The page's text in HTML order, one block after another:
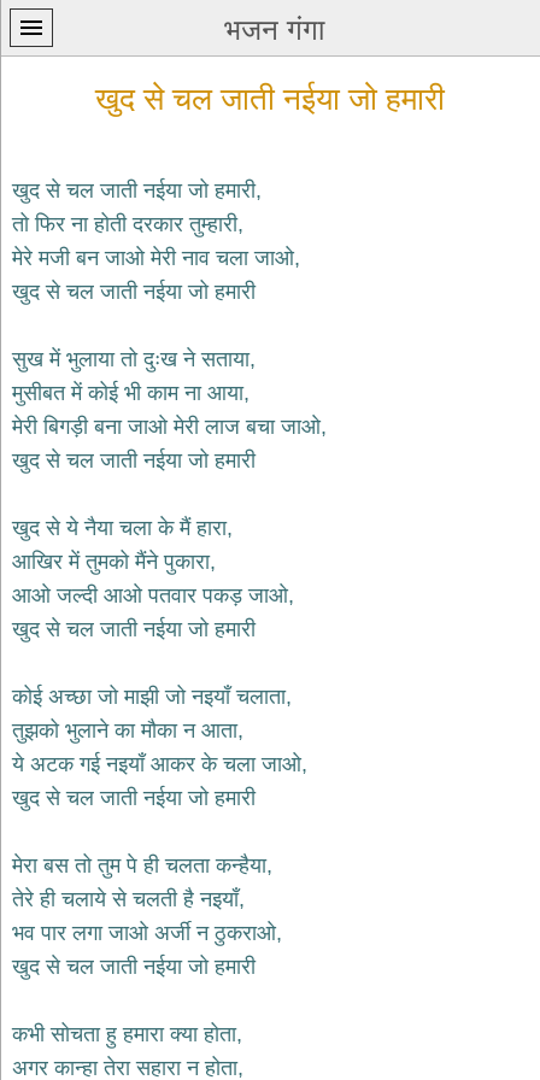
भजन गंगा
प्रथम
पन्ना
home
भजन
krishna
bhajans
शिव
भजन
shiv
हनुमान
भजन
hanuman
bhajans
साईं
sai
bhajans
जैन
भजन
jain
bhajans
भजन
durga
bhajans
गणेश
भजन
राम
खुद से चल जाती नईया जो हमारी
खुद से चल जाती नईया जो हमारी,
तो फिर ना होती दरकार तुम्हारी,
मेरे मजी बन जाओ मेरी नाव चला जाओ,
खुद से चल जाती नईया जो हमारी
सुख में भुलाया तो दुःख ने सताया,
मुसीबत में कोई भी काम ना आया,
मेरी बिगड़ी बना जाओ मेरी लाज बचा जाओ,
खुद से चल जाती नईया जो हमारी
खुद से ये नैया चला के मैं हारा,
आखिर में तुमको मैंने पुकारा,
आओ जल्दी आओ पतवार पकड़ जाओ,
खुद से चल जाती नईया जो हमारी
कोई अच्छा जो माझी जो नइयाँ चलाता,
तुझको भुलाने का मौका न आता,
ये अटक गई नइयाँ आकर के चला जाओ,
खुद से चल जाती नईया जो हमारी
मेरा बस तो तुम पे ही चलता कन्हैया,
तेरे ही चलाये से चलती है नइयाँ,
भव पार लगा जाओ अर्जी न ठुकराओ,
खुद से चल जाती नईया जो हमारी
कभी सोचता हु हमारा क्या होता,
अगर कान्हा तेरा सहारा न होता,